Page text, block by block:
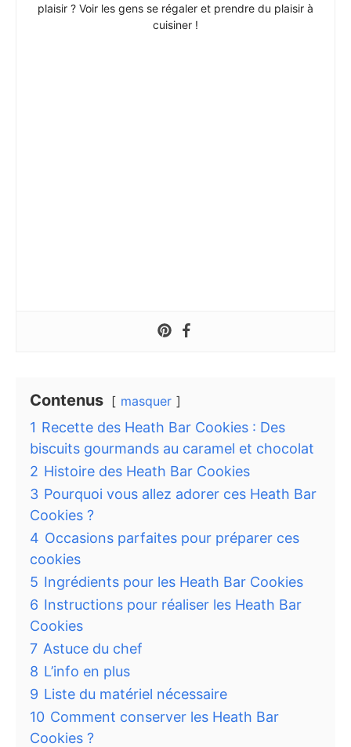
plaisir ? Voir les gens se régaler et prendre du plaisir à
cuisiner !
Contenus masquer
1 Recette des Heath Bar Cookies : Des
biscuits gourmands au caramel et chocolat
2 Histoire des Heath Bar Cookies
3 Pourquoi vous allez adorer ces Heath Bar
Cookies ?
4 Occasions parfaites pour préparer ces
cookies
5 Ingrédients pour les Heath Bar Cookies
6 Instructions pour réaliser les Heath Bar
Cookies
7 Astuce du chef
8 L’info en plus
9 Liste du matériel nécessaire
10 Comment conserver les Heath Bar
Cookies ?